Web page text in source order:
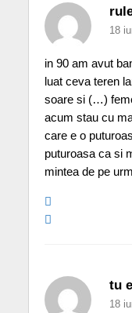
18
in 90 am avut
luat ceva teren
soare si (…)
acum stau cu
care e o
puturoasa ca si
mintea de pe
tu
18